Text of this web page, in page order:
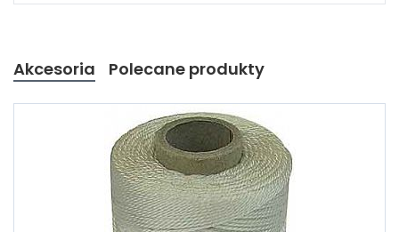
Akcesoria Polecane produkty